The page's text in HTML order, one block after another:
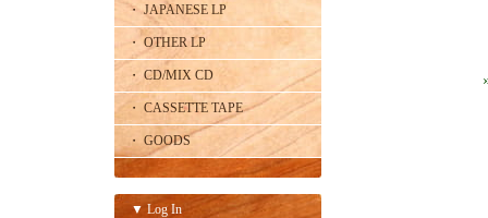
・ JAPANESE LP
・ OTHER LP
・ CD/MIX CD
・ CASSETTE TAPE
・ GOODS
▼ Log In